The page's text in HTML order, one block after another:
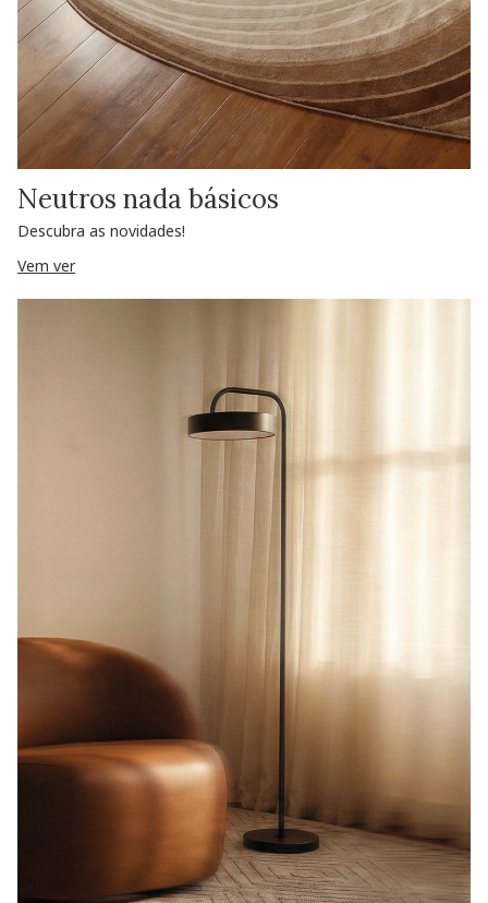
Neutros nada básicos
Descubra as novidades!
Vem ver